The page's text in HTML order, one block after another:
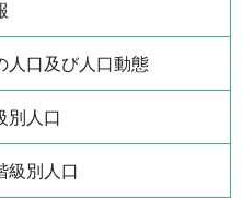
人口及び人口動態
別人口
級別人口